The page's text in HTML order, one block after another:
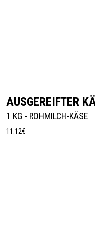
Leer Más
AUSGEREIFTER
1 KG - ROHMILCH-KÄSE
11.12€